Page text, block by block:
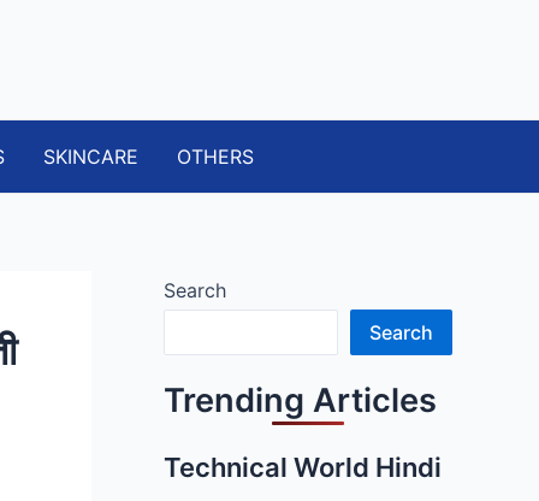
SKINCARE OTHERS
Search
Search
Trending Articles
Technical World Hindi